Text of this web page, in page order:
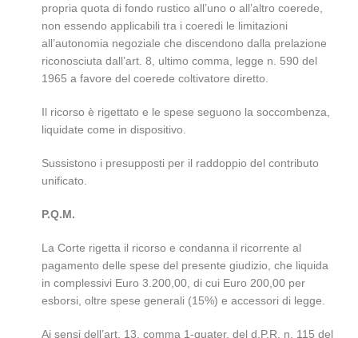
propria quota di fondo rustico all’uno o all’altro coerede,
non essendo applicabili tra i coeredi le limitazioni
all’autonomia negoziale che discendono dalla prelazione
riconosciuta dall’art. 8, ultimo comma, legge n. 590 del
1965 a favore del coerede coltivatore diretto.
Il ricorso è rigettato e le spese seguono la soccombenza,
liquidate come in dispositivo.
Sussistono i presupposti per il raddoppio del contributo
unificato.
P.Q.M.
La Corte rigetta il ricorso e condanna il ricorrente al
pagamento delle spese del presente giudizio, che liquida
in complessivi Euro 3.200,00, di cui Euro 200,00 per
esborsi, oltre spese generali (15%) e accessori di legge.
Ai sensi dell’art. 13, comma 1-quater, del d.P.R. n. 115 del